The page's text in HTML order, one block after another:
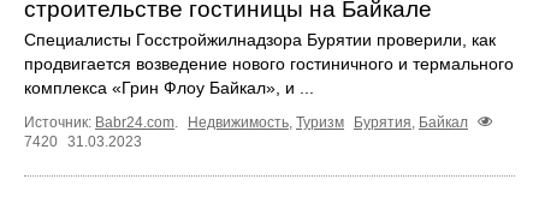
строительстве гостиницы на Байкале
Специалисты Госстройжилнадзора Бурятии проверили, как
продвигается возведение нового гостиничного и термального
комплекса «Грин Флоу Байкал», и ...
Источник: Babr24.com. Недвижимость, Туризм Бурятия, Байкал
7420 31.03.2023